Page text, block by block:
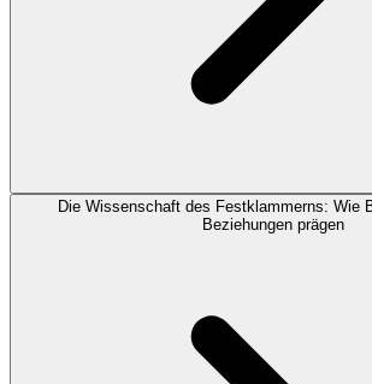
Die Wissenschaft des Festklammerns: Wie
Beziehungen prägen